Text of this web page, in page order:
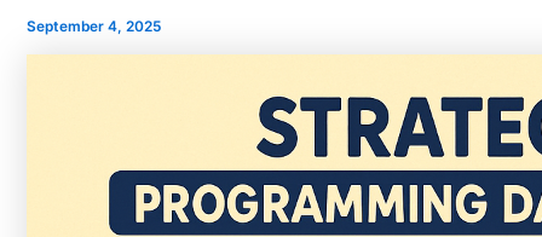
September 4, 2025